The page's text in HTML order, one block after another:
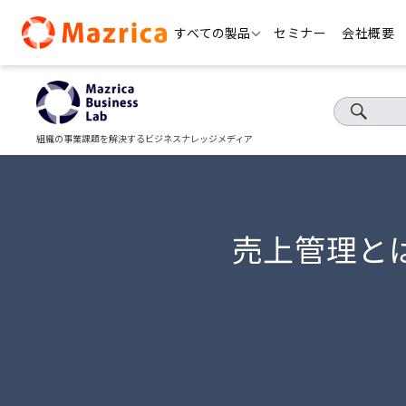
content
すべての製品 セミナー 会社概要
組織の事業課題を解決するビジネスナレッジメディア
売上管理と